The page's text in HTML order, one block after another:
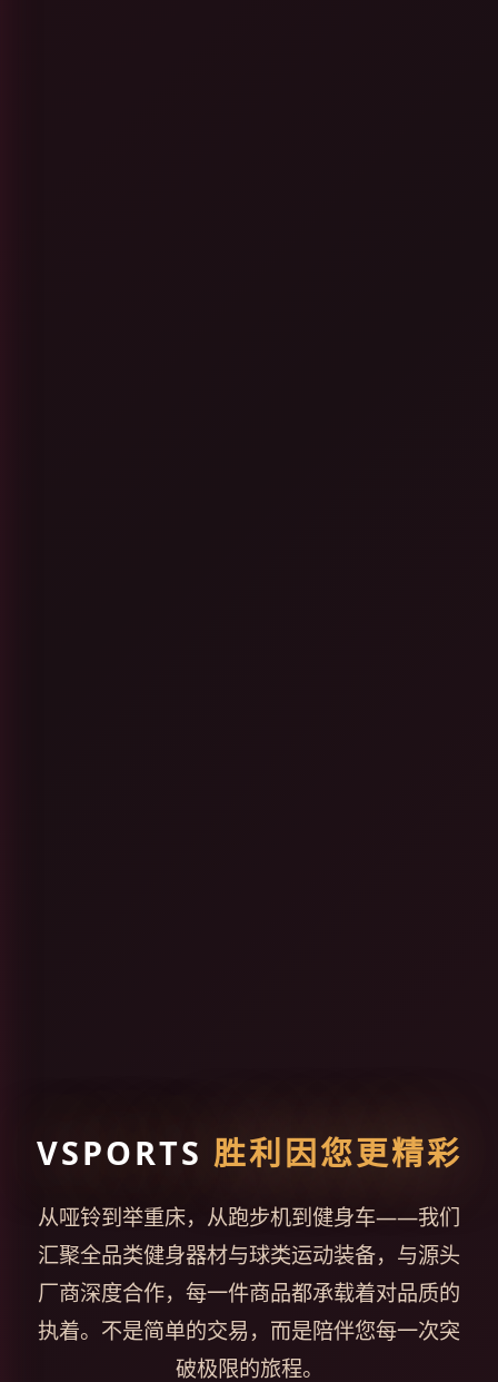
VSPORTS 胜利因您更精彩
从哑铃到举重床，从跑步机到健身车——我们
汇聚全品类健身器材与球类运动装备，与源头
厂商深度合作，每一件商品都承载着对品质的
执着。不是简单的交易，而是陪伴您每一次突
破极限的旅程。